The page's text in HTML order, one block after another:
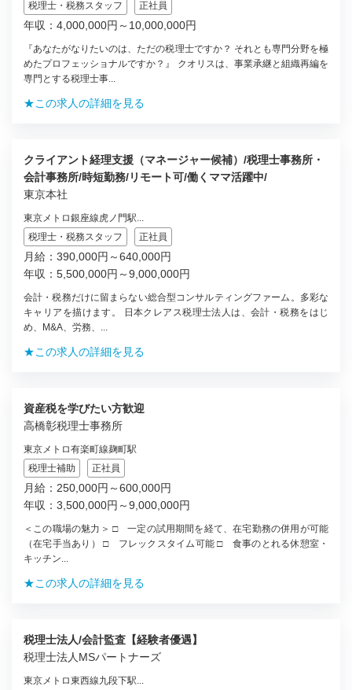
税理士・税務スタッフ
正社員
年収：4,000,000円～10,000,000円
『あなたがなりたいのは、ただの税理士ですか？ それとも専門分野を極
めたプロフェッショナルですか？』 クオリスは、事業承継と組織再編を
専門とする税理士事...
★この求人の詳細を見る
クライアント経理支援（マネージャー候補）/税理士事務所・
会計事務所/時短勤務/リモート可/働くママ活躍中/
東京本社
東京メトロ銀座線虎ノ門駅...
税理士・税務スタッフ
正社員
月給：390,000円～640,000円
年収：5,500,000円～9,000,000円
会計・税務だけに留まらない総合型コンサルティングファーム。多彩な
キャリアを描けます。 日本クレアス税理士法人は、会計・税務をはじ
め、M&A、労務、...
★この求人の詳細を見る
資産税を学びたい方歓迎
高橋彰税理士事務所
東京メトロ有楽町線麹町駅
税理士補助
正社員
月給：250,000円～600,000円
年収：3,500,000円～9,000,000円
＜この職場の魅力＞ □ 一定の試用期間を経て、在宅勤務の併用が可能
（在宅手当あり） □ フレックスタイム可能 □ 食事のとれる休憩室・
キッチン...
★この求人の詳細を見る
税理士法人/会計監査【経験者優遇】
税理士法人MSパートナーズ
東京メトロ東西線九段下駅...